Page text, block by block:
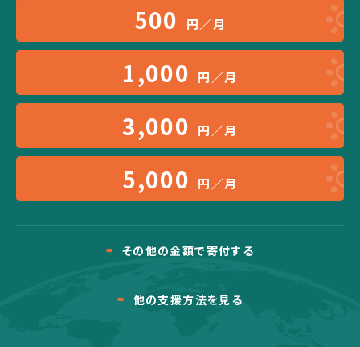
500 円／月
1,000 円／月
3,000 円／月
5,000 円／月
その他の金額で寄付する
他の支援方法を見る